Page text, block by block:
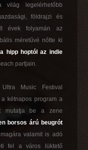
legelérhetőbb
földrajzi és
évek folyamán az
méretűvé nőtte ki
hipp hoptól az indie
partjain.
Music Festival
kétnapos program a
mutatja be a zene
borsos árú beugrót
valamit is adó
fel a város lüktető